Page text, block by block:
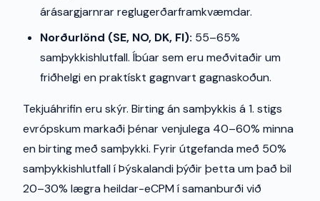
árásargjarnrar reglugerðarframkvæmdar.
Norðurlönd (SE, NO, DK, FI): 55–65%
samþykkishlutfall. Íbúar sem eru meðvitaðir um
friðhelgi en praktískt gagnvart gagnaskoðun.
Tekjuáhrifin eru skýr. Birting án samþykkis á 1. stigs
evrópskum markaði þénar venjulega 40–60% minna
en birting með samþykki. Fyrir útgefanda með 50%
samþykkishlutfall í Þýskalandi þýðir þetta um það bil
20–30% lægra heildar-eCPM í samanburði við